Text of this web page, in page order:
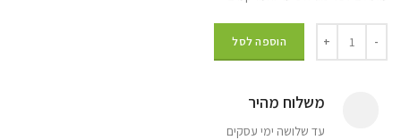
הוספה לסל
משלוח מהיר
עד שלושה ימי עסקים